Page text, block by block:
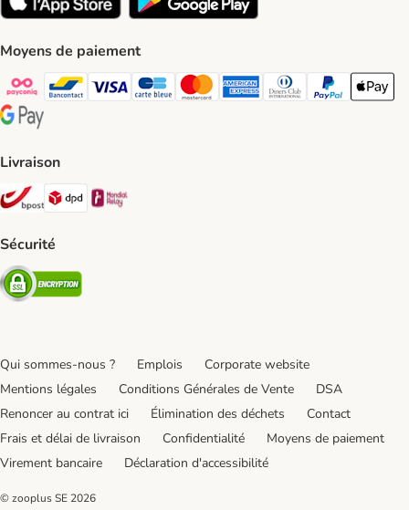
Moyens de paiement
Payconiq Payment Method
bancontact Payment Method
Visa Payment Method
carte bleue Payment Method
Master card Payment Method
American express Payment
Diners club Payment
Paypal Payment
Apple
Google Pay Payment Method
Livraison
Bpost Shipping Method
DPD Shipping Method
Sécurité
Security
Qui sommes-nous ? Emplois
Corporate website
Mentions légales
Conditions Générales de Vente
DSA
Renoncer au contrat ici
Élimination des déchets
Contact
Frais et délai de livraison
Confidentialité
Moyens de paiement
Virement bancaire
Déclaration d'accessibilité
© zooplus SE 2026